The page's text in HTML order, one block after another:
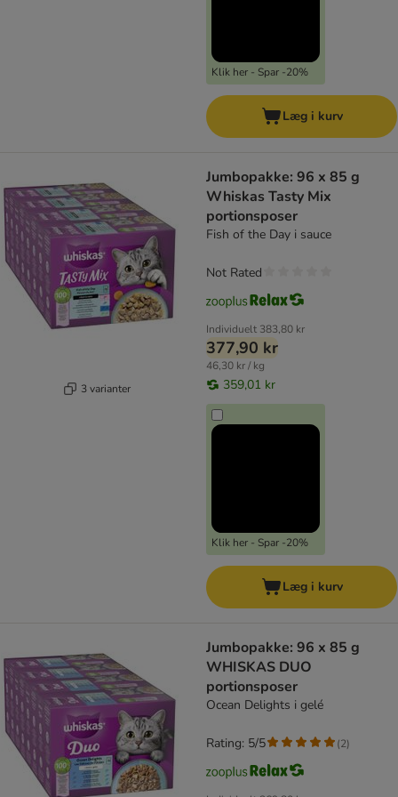
Klik her - Spar -20%
Læg i kurv
3 varianter
Jumbopakke: 96 x 85 g
Whiskas Tasty Mix
portionsposer
Fish of the Day i sauce
Individuelt 383,80 kr
377,90 kr
46,30 kr / kg
359,01 kr
Klik her - Spar -20%
Not Rated
Læg i kurv
Jumbopakke: 96 x 85 g
WHISKAS DUO
portionsposer
Ocean Delights i gelé
Rating: 5/5 (2)